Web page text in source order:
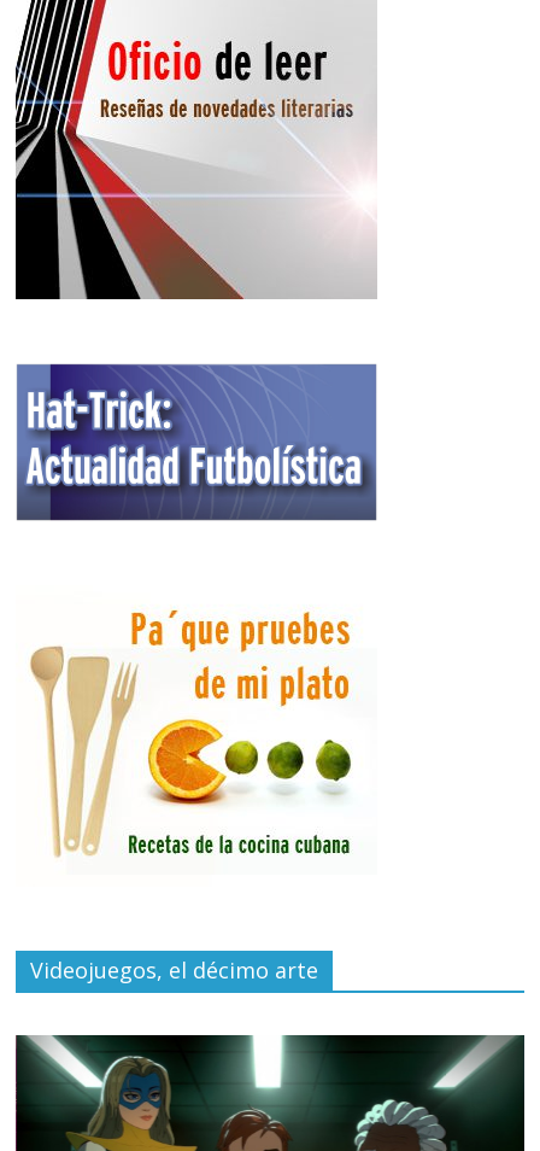
Videojuegos, el décimo arte